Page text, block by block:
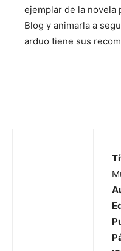
ejemplar de la novela
Blog y animarla a
arduo tiene sus